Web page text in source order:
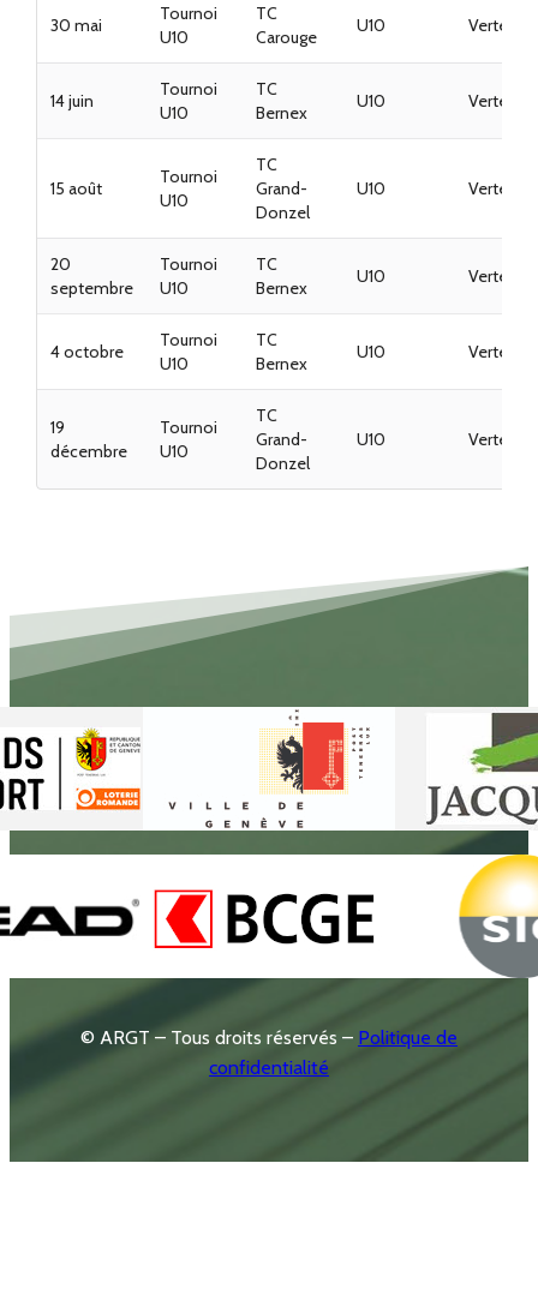
30 mai
Tournoi
U10
TC
Carouge
U10 Vertes
14 juin
Tournoi
U10
TC
Bernex
U10 Vertes
15 août
Tournoi
U10
TC
Grand-
Donzel
U10 Vertes
20
septembre
Tournoi
U10
TC
Bernex
U10 Vertes
4 octobre
Tournoi
U10
TC
Bernex
U10 Vertes
19
décembre
Tournoi
U10
TC
Grand-
Donzel
U10 Vertes
© ARGT – Tous droits réservés – Politique de
confidentialité